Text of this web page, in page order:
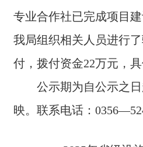
专业合作社已完成项目
我局组织相关人员进行
付，拨付资金22万元，
公示期为自公示之
映。联系电话：